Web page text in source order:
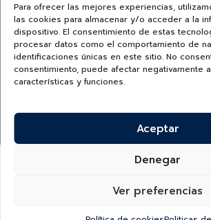
Para ofrecer las mejores experiencias,
las cookies para almacenar y/o acceder a la
dispositivo. El consentimiento de estas
procesar datos como el comportamiento de
identificaciones únicas en este sitio. No
consentimiento, puede afectar negativamente
características y funciones.
Aceptar
Denegar
Ver preferencias
BAUER & CO SAS. TODOS LOS DERECHOS
RESERVADOS.
POLÍTICA DE ENVÍOS